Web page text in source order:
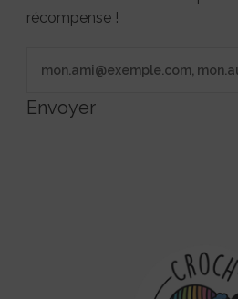
récompense !
Envoyer